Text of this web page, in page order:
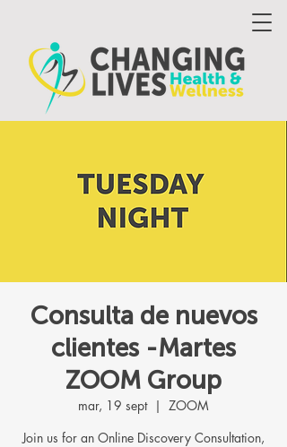
Consulta de nuevos
clientes -Martes
ZOOM Group
mar, 19 sept
  |
ZOOM
Join us for an Online Discovery Consultation,